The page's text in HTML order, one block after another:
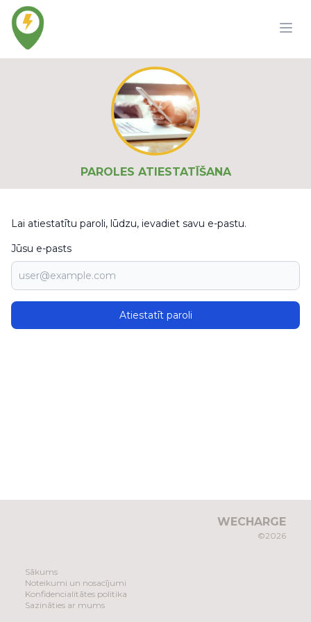
PAROLES ATIESTATĪŠANA
Lai atiestatītu paroli, lūdzu, ievadiet savu e-pastu.
Jūsu e-pasts
Atiestatīt paroli
WECHARGE
©2026
Sākums
Noteikumi un nosacījumi
Konfidencialitātes politika
Sazināties ar mums